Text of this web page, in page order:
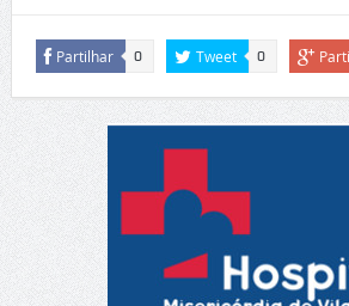
Partilhar 0 Tweet 0